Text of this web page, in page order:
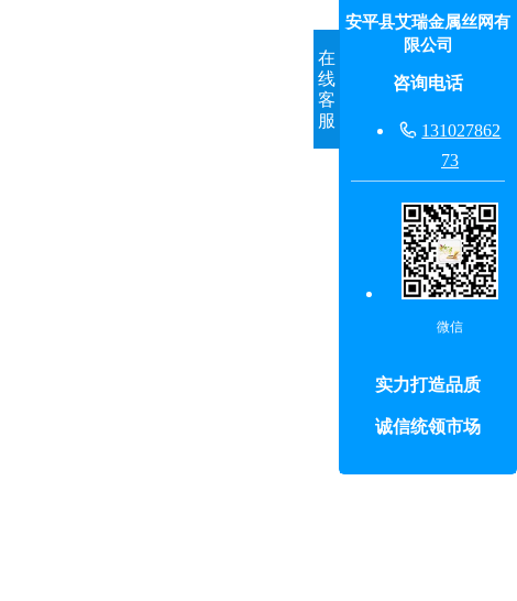
在
线
客
服
安平县艾瑞金属丝网有
限公司
咨询电话
 131027862
73
微信
实力打造品质
诚信统领市场